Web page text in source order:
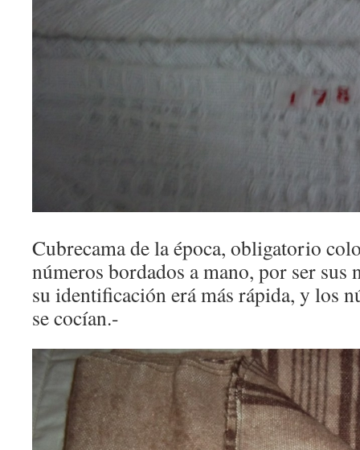
Cubrecama de la época, obligatorio
números bordados a mano, por ser
su identificación erá más rápida, y los
se cocían.-